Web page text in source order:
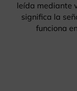
leída mediante
significa la
funciona